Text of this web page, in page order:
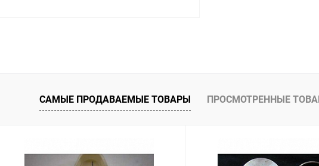
Купить в 1 клик Сравнение
В избранное В наличии
САМЫЕ ПРОДАВАЕМЫЕ ТОВАРЫ ПРОСМОТРЕННЫЕ